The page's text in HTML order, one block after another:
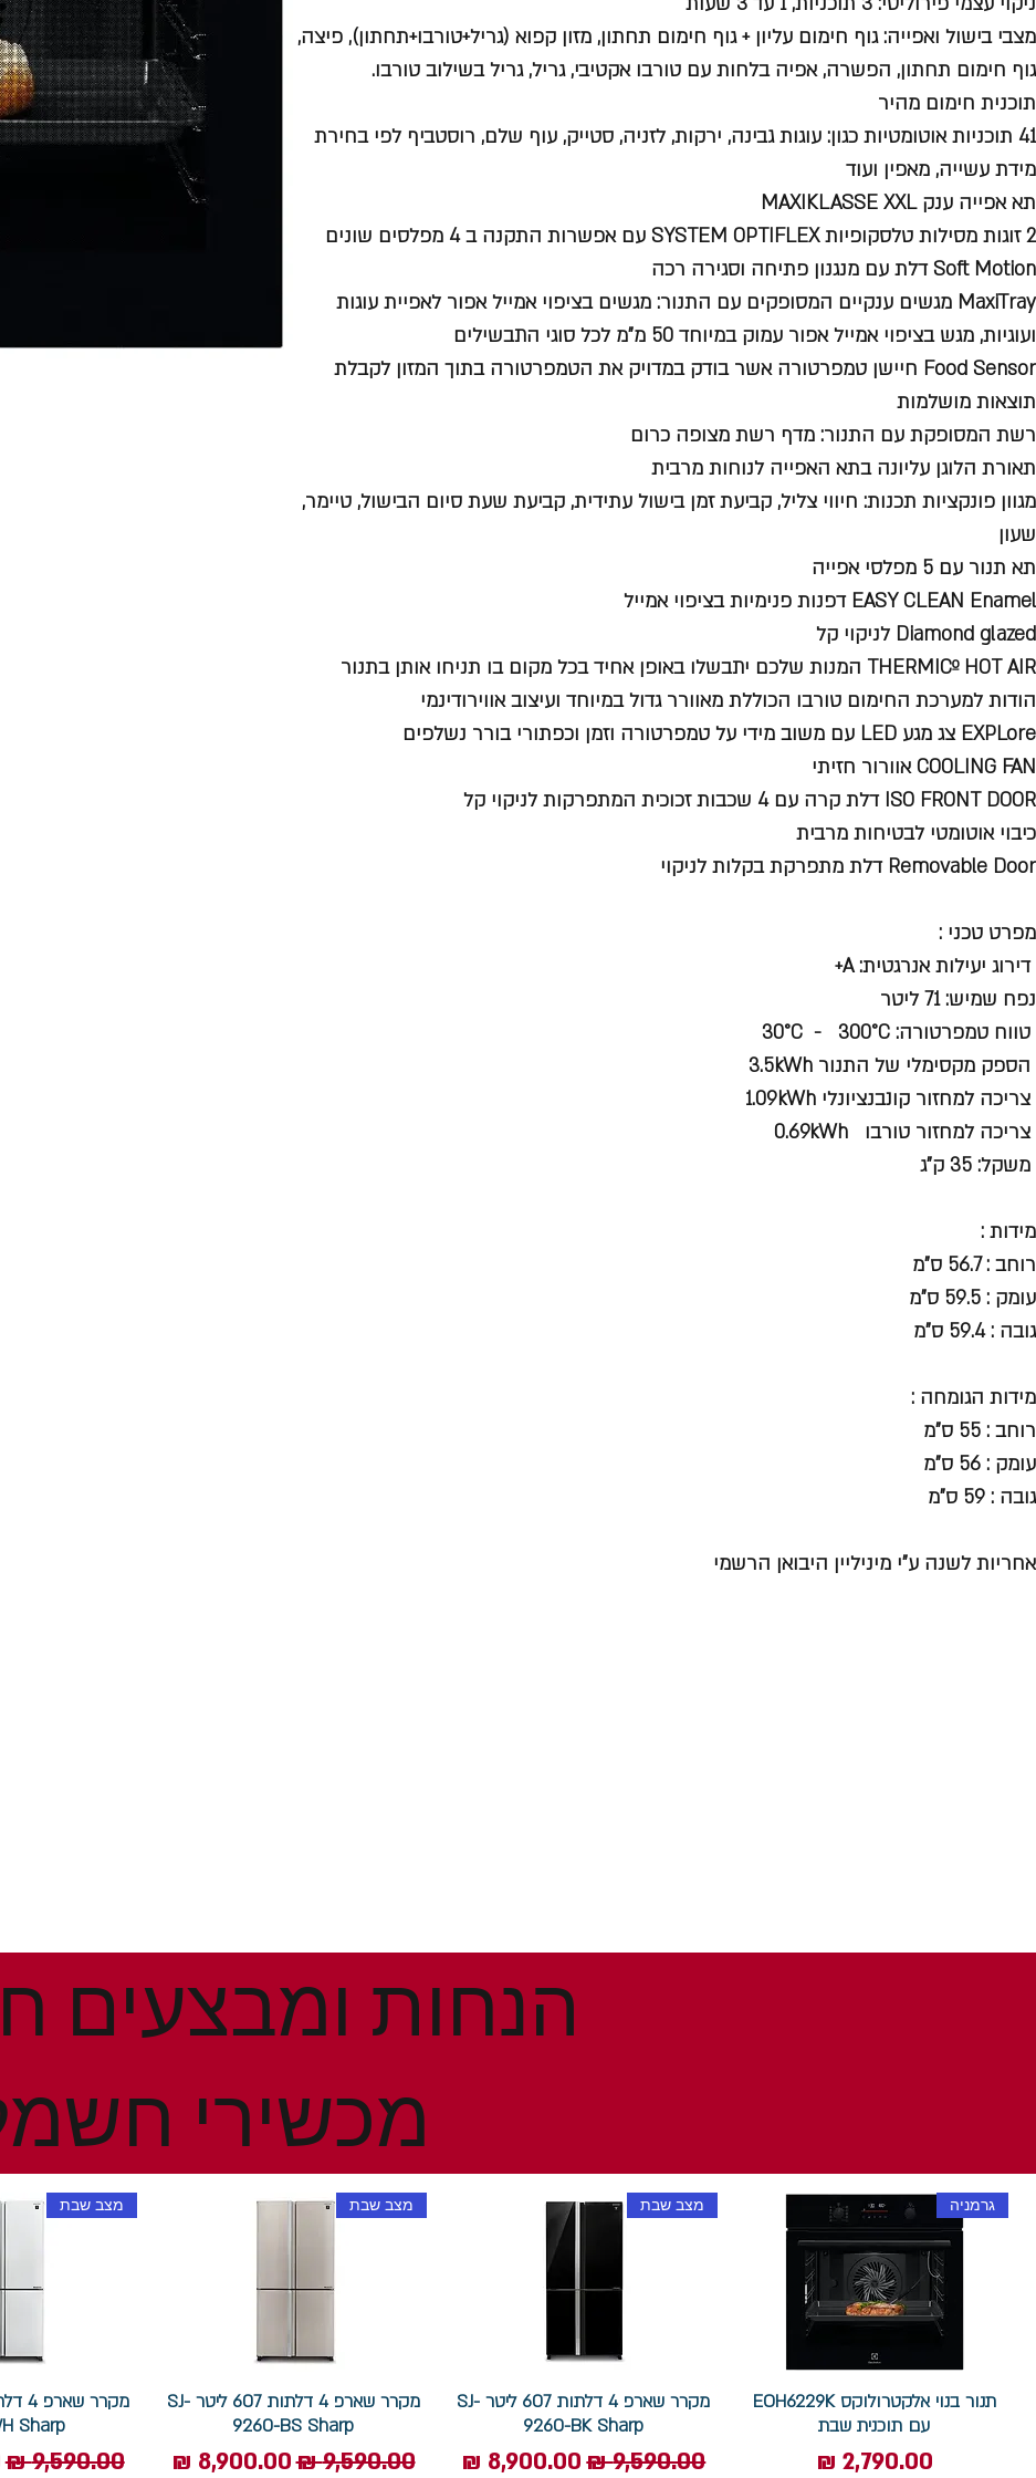
מצבי בישול ואפייה: גוף חימום עליון + גוף חימום תחתון, מזון קפוא (גריל+טורבו+תחתון), פיצה,
גוף חימום תחתון, הפשרה, אפיה בלחות עם טורבו אקטיבי, גריל, גריל בשילוב טורבו.
תוכנית חימום מהיר
41 תוכניות אוטומטיות כגון: עוגות גבינה, ירקות, לזניה, סטייק, עוף שלם, רוסטביף לפי בחירת
מידת עשייה, מאפין ועוד
תא אפייה ענק MAXIKLASSE XXL
2 זוגות מסילות טלסקופיות SYSTEM OPTIFLEX עם אפשרות התקנה ב 4 מפלסים שונים
Soft Motion דלת עם מנגנון פתיחה וסגירה רכה
MaxiTray מגשים ענקיים המסופקים עם התנור: מגשים בציפוי אמייל אפור לאפיית עוגות
ועוגיות, מגש בציפוי אמייל אפור עמוק במיוחד 50 מ"מ לכל סוגי התבשילים
Food Sensor חיישן טמפרטורה אשר בודק במדויק את הטמפרטורה בתוך המזון לקבלת
תוצאות מושלמות
רשת המסופקת עם התנור: מדף רשת מצופה כרום
תאורת הלוגן עליונה בתא האפייה לנוחות מרבית
מגוון פונקציות תכנות: חיווי צליל, קביעת זמן בישול עתידית, קביעת שעת סיום הבישול, טיימר,
שעון
תא תנור עם 5 מפלסי אפייה
EASY CLEAN Enamel דפנות פנימיות בציפוי אמייל
Diamond glazed לניקוי קל
THERMICº HOT AIR המנות שלכם יתבשלו באופן אחיד בכל מקום בו תניחו אותן בתנור
הודות למערכת החימום טורבו הכוללת מאוורר גדול במיוחד ועיצוב אווירודינמי
EXPLore צג מגע LED עם משוב מידי על טמפרטורה וזמן וכפתורי בורר נשלפים
COOLING FAN אוורור חזיתי
ISO FRONT DOOR דלת קרה עם 4 שכבות זכוכית המתפרקות לניקוי קל
כיבוי אוטומטי לבטיחות מרבית
Removable Door דלת מתפרקת בקלות לניקוי
מפרט טכני :
דירוג יעילות אנרגטית: A+
נפח שמיש: 71 ליטר
טווח טמפרטורה: 30°C - 300°C
הספק מקסימלי של התנור 3.5kWh
צריכה למחזור קונבנציונלי 1.09kWh
צריכה למחזור טורבו 0.69kWh
משקל: 35 ק"ג
מידות :
רוחב : 56.7 ס"מ
עומק : 59.5 ס"מ
גובה : 59.4 ס"מ
מידות הגומחה :
רוחב : 55 ס"מ
עומק : 56 ס"מ
גובה : 59 ס"מ
אחריות לשנה ע"י מיניליין היבואן הרשמי
גרמניה
תנור בנוי אלקטרולוקס EOH6229K
עם תוכנית שבת
מחיר
מצב שבת
מקרר שארפ 4 דלתות 607 ליטר SJ-
9260-BK Sharp
מחיר רגיל‏9,590.00 ‏₪ מחיר מבצע
מצב שבת
מקרר שארפ 4 דלתות 607 ליטר SJ-
9260-BS Sharp
מחיר רגיל‏9,590.00 ‏₪ מחיר מבצע
מצב שבת
Sharp
מחיר רגיל‏9,590.00 ‏₪
מכשירי